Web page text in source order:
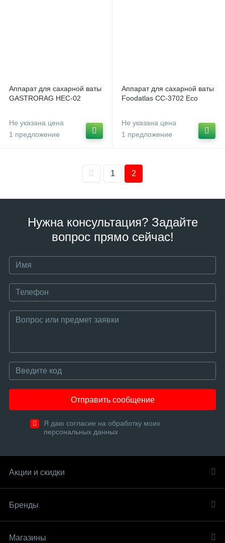
Аппарат для сахарной ваты
GASTRORAG HEC-02
Не указана цена
1 предложение
Аппарат для сахарной ваты
Foodatlas CC-3702 Eco
Не указана цена
1 предложение
1 2
Нужна консультация? Задайте
вопрос прямо сейчас!
Отправить сообщение
Я даю согласие на обработку моих
персональных данных
Акции и скидки
Бренды
Магазины